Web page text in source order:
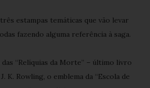
estampas temáticas que vão levar
fazendo alguma referência à saga.
das “Relíquias da Morte” – último livro
K. Rowling, o emblema da “Escola de